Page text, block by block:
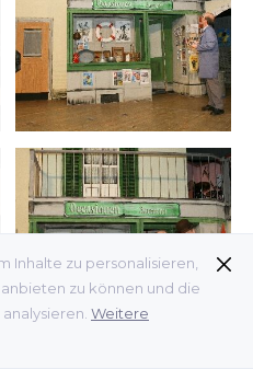
Inhalte zu personalisieren,
zu können und die
Weitere